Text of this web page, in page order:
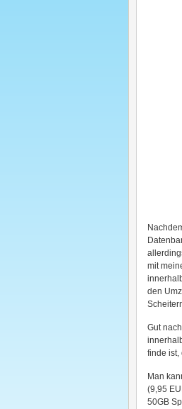
mit
den
Gut
finde ist,
Man
(9,95
50GB